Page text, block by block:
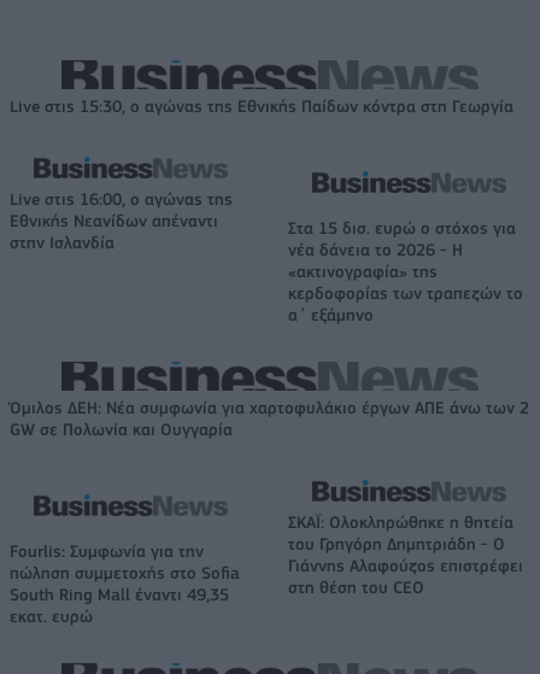
Live στις 15:30, ο αγώνας της Εθνικής Παίδων κόντρα στη Γεωργία
Live στις 16:00, ο αγώνας της
Εθνικής Νεανίδων απέναντι
στην Ισλανδία
Στα 15 δισ. ευρώ ο στόχος για
νέα δάνεια το 2026 - Η
«ακτινογραφία» της
κερδοφορίας των τραπεζών το
α΄ εξάμηνο
Όμιλος ΔΕΗ: Νέα συμφωνία για χαρτοφυλάκιο έργων ΑΠΕ άνω των 2
GW σε Πολωνία και Ουγγαρία
Fourlis: Συμφωνία για την
πώληση συμμετοχής στο Sofia
South Ring Mall έναντι 49,35
εκατ. ευρώ
ΣΚΑΪ: Ολοκληρώθηκε η θητεία
του Γρηγόρη Δημητριάδη - Ο
Γιάννης Αλαφούζος επιστρέφει
στη θέση του CEO